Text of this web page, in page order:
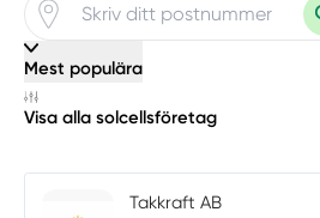
Mest populära
Visa alla solcellsföretag
Takkraft AB